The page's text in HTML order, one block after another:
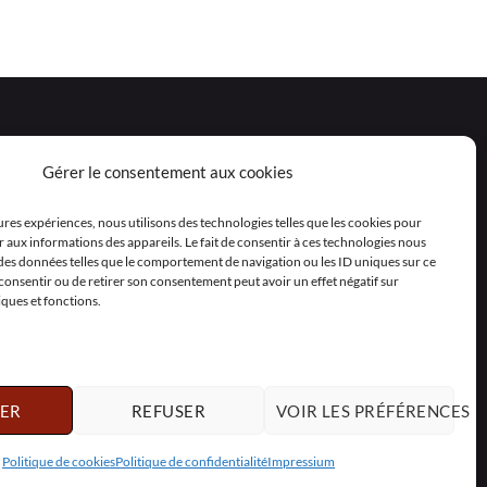
Gérer le consentement aux cookies
expériences, nous utilisons des technologies telles que les cookies pour
aux informations des appareils. Le fait de consentir à ces technologies nous
données telles que le comportement de navigation ou les ID uniques sur ce
consentir ou de retirer son consentement peut avoir un effet négatif sur
et fonctions.
REFUSER VOIR LES PRÉFÉRENCES
Politique de cookiesPolitique de confidentialitéImpressium